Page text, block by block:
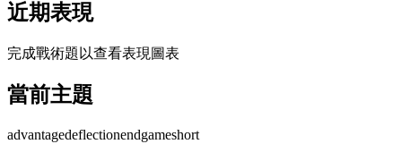
近期表現
完成戰術題以查看表現圖表
當前主題
advantagedeflectionendgameshort